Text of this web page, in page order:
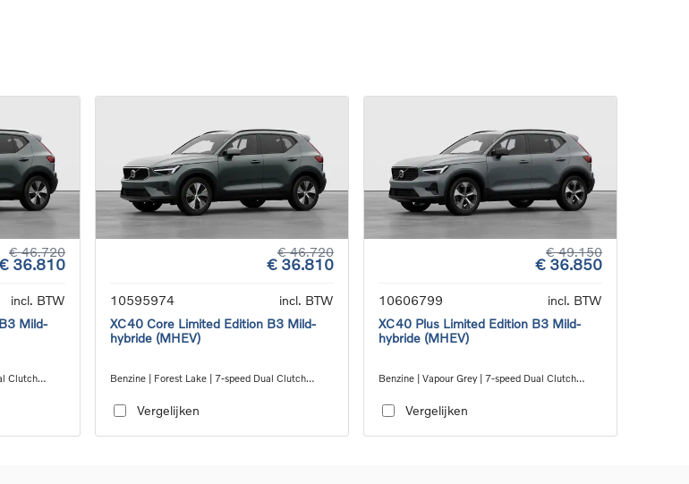
€ 46.720
36.810
incl. BTW
Mild-
Clutch
€ 46.720
€ 36.810
10595974
incl. BTW
XC40 Core Limited Edition B3 Mild-
hybride (MHEV)
Benzine | Forest Lake | 7-speed Dual Clutch
Vergelijken
€ 49.150
€ 36.850
10606799
incl. BTW
XC40 Plus Limited Edition B3 Mild-
hybride (MHEV)
Benzine | Vapour Grey | 7-speed Dual Clutch
Vergelijken